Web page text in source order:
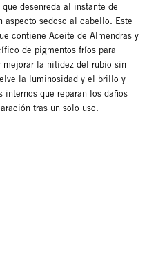
desenreda al instante de
aspecto sedoso al cabello. Este
contiene Aceite de Almendras y
de pigmentos fríos para
la nitidez del rubio sin
la luminosidad y el brillo y
que reparan los daños
tras un solo uso.